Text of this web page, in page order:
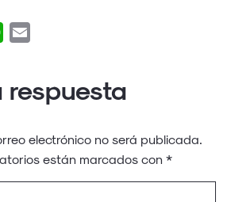
WhatsApp
respuesta
electrónico no será publicada.
están marcados con *